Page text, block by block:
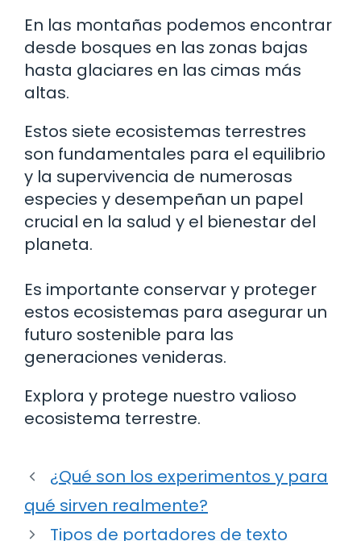
En las montañas podemos encontrar
desde bosques en las zonas bajas
hasta glaciares en las cimas más
altas.
Estos siete ecosistemas terrestres
son fundamentales para el equilibrio
y la supervivencia de numerosas
especies y desempeñan un papel
crucial en la salud y el bienestar del
planeta.
Es importante conservar y proteger
estos ecosistemas para asegurar un
futuro sostenible para las
generaciones venideras.
Explora y protege nuestro valioso
ecosistema terrestre.
¿Qué son los experimentos y para
qué sirven realmente?
Tipos de portadores de texto